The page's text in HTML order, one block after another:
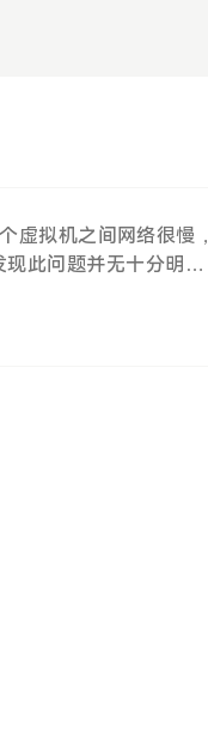
拟机之间网络很慢，
此问题并无十分明显
高：ethernet0.virtua